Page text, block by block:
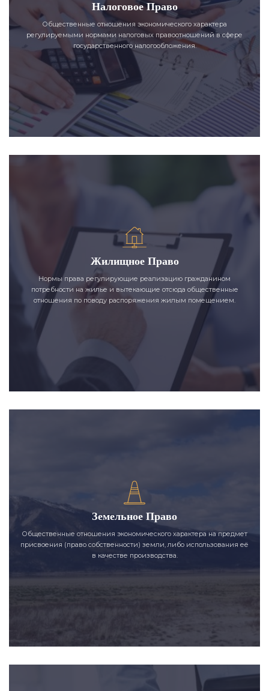
Налоговое Право
Общественные отношения экономического характера
регулируемыми нормами налоговых правоотношений в сфере
государственного налогообложения.
Жилищное Право
Нормы права регулирующие реализацию гражданином
потребности на жилье и вытекающие отсюда общественные
отношения по поводу распоряжения жилым помещением.
Земельное Право
Общественные отношения экономического характера на предмет
присвоения (право собственности) земли, либо использования её
в качестве производства.